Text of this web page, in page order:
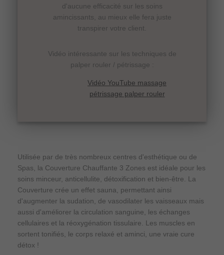
d'aucune efficacité sur les soins
amincissants, au mieux elle fera juste
transpirer votre client.
Vidéo intéressante sur les techniques de
palper rouler / pétrissage :
Vidéo YouTube massage
pétrissage palper rouler
Utilisée par de très nombreux centres d'esthétique ou de
Spas, la Couverture Chauffante 3 Zones est idéale pour les
soins minceur, anticellulite, détoxification et bien-être. La
Couverture crée un effet sauna, permettant ainsi
d'augmenter la sudation, de vasodilater les vaisseaux mais
aussi d'améliorer la circulation sanguine, les échanges
cellulaires et la réoxygénation tissulaire. Les muscles en
sortent tonifiés, le corps relaxé et aminci, une vraie cure
détox !